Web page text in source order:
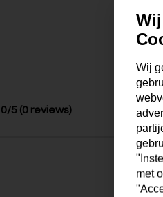
0/5 (0 reviews)
Wij
met